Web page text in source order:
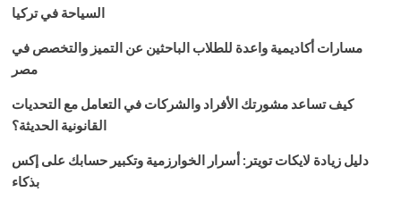
السياحة في تركيا
مسارات أكاديمية واعدة للطلاب الباحثين عن التميز والتخصص في
مصر
كيف تساعد مشورتك الأفراد والشركات في التعامل مع التحديات
القانونية الحديثة؟
دليل زيادة لايكات تويتر: أسرار الخوارزمية وتكبير حسابك على إكس
بذكاء